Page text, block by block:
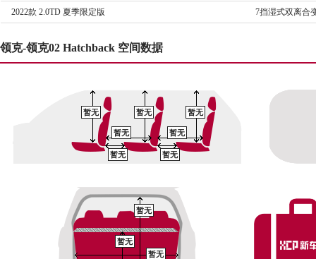
2022款 2.0TD 夏季限定版 7挡湿式双离合
领克-领克02 Hatchback 空间数据
暂无 暂无 暂无
暂无
暂无 暂无
暂无
暂无
暂无
暂无